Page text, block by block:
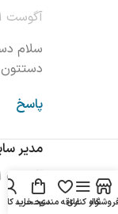
آگوست 31, 2021 در 9:26 ق.ظ
سلام
دستتون
پاسخ
مدیر
آگوست 31, 2021 در 5:56 ب.ظ
سلام
نوار کناریعلاقه مندیسبد خرید
حساب